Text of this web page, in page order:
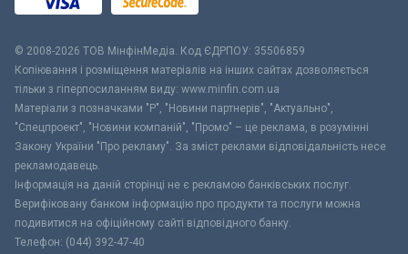
© 2008-2026 ТОВ МiнфiнМедiа. Код ЄДРПОУ: 35506859
Копіювання і розміщення матеріалів на інших сайтах дозволяється
тільки з гіперпосиланням виду: www.minfin.com.ua
Матеріали з позначками "Р", "Новини партнерів", "Актуально",
"Спецпроект", "Новини компаній", "Промо" – це реклама, в розумінні
Закону України "Про рекламу". За зміст реклами відповідальність несе
рекламодавець.
Інформація на даній сторінці не є рекламою банківських послуг.
Верифіковану банком інформацію про продукти та послуги можна
подивитися на офіційному сайті відповідного банку.
Телефон: (044) 392-47-40